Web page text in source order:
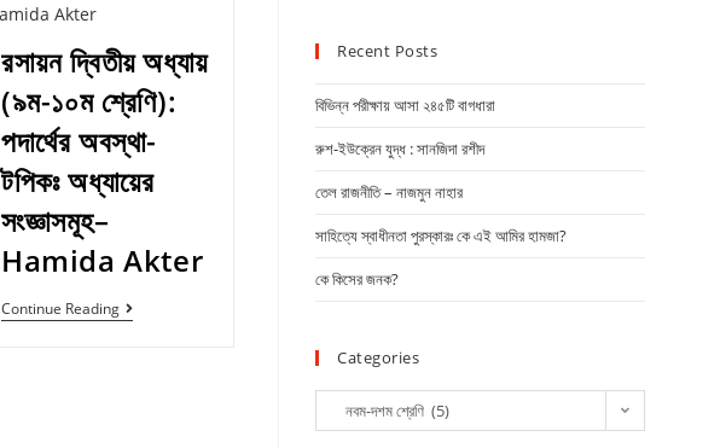
রসায়ন দ্বিতীয় অধ্যায়
(৯ম-১০ম শ্রেণি):
পদার্থের অবস্থা-
টপিকঃ অধ্যায়ের
সংজ্ঞাসমূহ–
Hamida Akter
Continue Reading
Recent Posts
বিভিন্ন পরীক্ষায় আসা ২৪৫টি বাগধারা
রুশ-ইউক্রেন যুদ্ধ : সানজিদা রশীদ
তেল রাজনীতি – নাজমুন নাহার
সাহিত্যে স্বাধীনতা পুরস্কারঃ কে এই আমির হামজা?
কে কিসের জনক?
Categories
নবম-দশম শ্রেণি (5)